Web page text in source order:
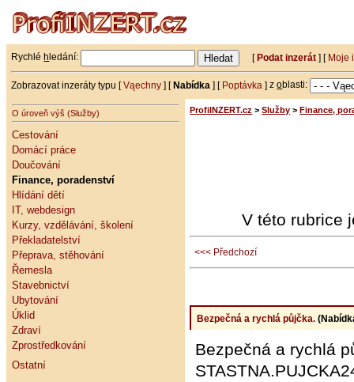
Rychlé h ledání: [Podat inzerát ] [ Moje
Zobrazovat inzeráty typu [Vąechny ] [Nabídka ] [ Poptávka ]zoblasti:
O úroveň výš (Služby)
Cestování
Domácí práce
Doučování
Finance, poradenství
Hlídání dětí
IT, webdesign
Kurzy, vzdělávání, školení
Překladatelství
Přeprava, stěhování
Řemesla
Stavebnictví
Ubytování
Úklid
Zdraví
Zprostředkování
Ostatní
ProfiINZERT.cz >Služby > Finance,
V této rubrice
<<< Předchozí
Bezpečná a rychlá půjčka.
Bezpečná a rychlá